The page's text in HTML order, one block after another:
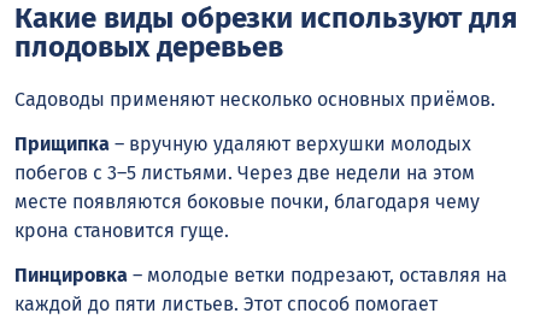
Какие виды обрезки используют для
плодовых деревьев
Садоводы применяют несколько основных приёмов.
Прищипка – вручную удаляют верхушки молодых
побегов с 3–5 листьями. Через две недели на этом
месте появляются боковые почки, благодаря чему
крона становится гуще.
Пинцировка – молодые ветки подрезают, оставляя на
каждой до пяти листьев. Этот способ помогает